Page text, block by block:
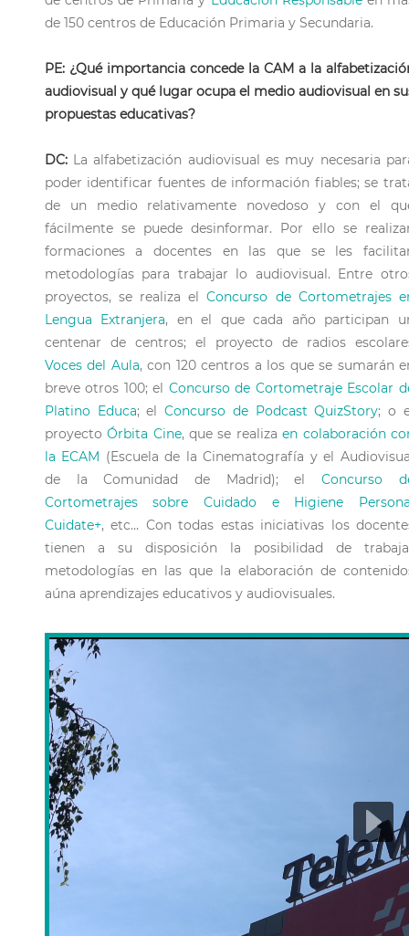
de 150 centros de Educación Primaria y Secundaria.
PE: ¿Qué importancia concede la CAM a la
audiovisual y qué lugar ocupa el medio audiovisual en
propuestas educativas?
DC:La alfabetización audiovisual es muy necesaria
poder identificar fuentes de información fiables; se
de un medio relativamente novedoso y con el
fácilmente se puede desinformar. Por ello se
formaciones a docentes en las que se les
metodologías para trabajar lo audiovisual. Entre
proyectos, se realiza elConcurso de Cortometrajes
Lengua Extranjera, en el que cada año participan
centenar de centros; el proyecto de radios
Voces del Aula, con 120 centros a los que se sumarán
breve otros 100; el Concurso de Cortometraje Escolar
Platino Educa; elConcurso de Podcast QuizStory; o
proyectoÓrbita Cine, que se realizaen colaboración
la ECAM (Escuela de la Cinematografía y el
de la Comunidad de Madrid); elConcurso
Cortometrajes sobre Cuidado e Higiene
Cuidate+, etc… Con todas estas iniciativas los
tienen a su disposición la posibilidad de
metodologías en las que la elaboración de
aúna aprendizajes educativos y audiovisuales.